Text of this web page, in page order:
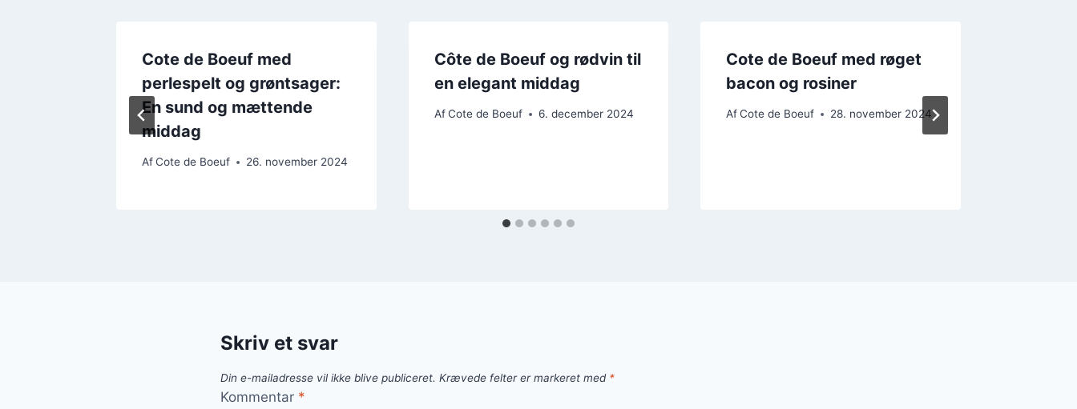
Cote de Boeuf med
perlespelt og grøntsager:
En sund og mættende
middag
AfCote de Boeuf 26. november 2024
Côte de Boeuf og rødvin til
en elegant middag
Af Cote de Boeuf 6. december 2024
Cote de Boeuf med røget
bacon og rosiner
Af Cote de Boeuf 28. november 2024
Skriv et svar
Din e-mailadresse vil ikke blive publiceret. Krævede felter er markeret med *
Kommentar *